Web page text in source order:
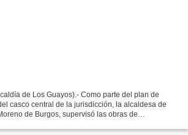
de Los Guayos).- Como parte del plan de
casco central de la jurisdicción, la alcaldesa de
de Burgos, supervisó las obras de